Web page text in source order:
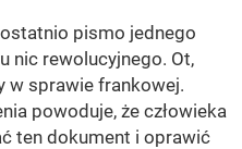
ostatnio pismo jednego
nic rewolucyjnego. Ot,
w sprawie frankowej.
powoduje, że człowieka
ten dokument i oprawić